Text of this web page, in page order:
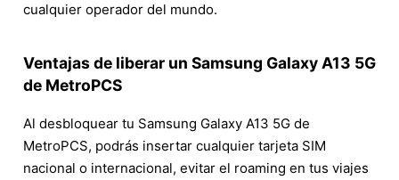
cualquier operador del mundo.
Ventajas de liberar un Samsung Galaxy A13 5G
de MetroPCS
Al desbloquear tu Samsung Galaxy A13 5G de
MetroPCS, podrás insertar cualquier tarjeta SIM
nacional o internacional, evitar el roaming en tus viajes